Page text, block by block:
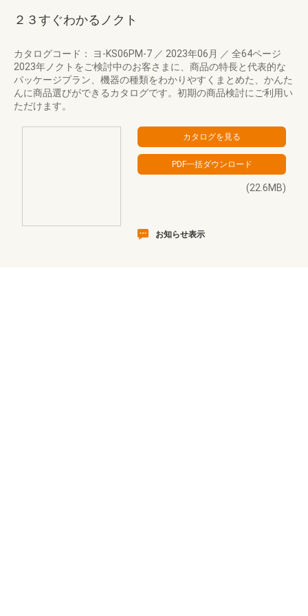
２３すぐわかるノクト
カタログコード： ヨ-KS06PM-7 ／ 2023年06月 ／ 全64ページ
2023年ノクトをご検討中のお客さまに、商品の特長と代表的な
パッケージプラン、機器の種類をわかりやすくまとめた、かんた
んに商品選びができるカタログです。初期の商品検討にご利用い
ただけます。
(22.6MB)
お知らせ表示